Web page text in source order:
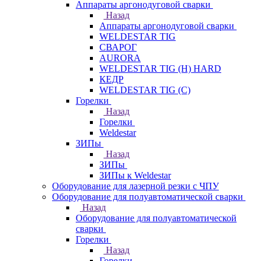
Аппараты аргонодуговой сварки
Назад
Аппараты аргонодуговой сварки
WELDESTAR TIG
СВАРОГ
AURORA
WELDESTAR TIG (H) HARD
КЕДР
WELDESTAR TIG (С)
Горелки
Назад
Горелки
Weldestar
ЗИПы
Назад
ЗИПы
ЗИПы к Weldestar
Оборудование для лазерной резки с ЧПУ
Оборудование для полуавтоматической сварки
Назад
Оборудование для полуавтоматической
сварки
Горелки
Назад